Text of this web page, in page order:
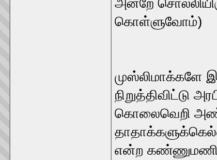
அன்றே
கொள்ளுவோம்)
முஸ்லிமாக்களே
நிறுத்திவிட்டு
கொலைவெறி
என்ற